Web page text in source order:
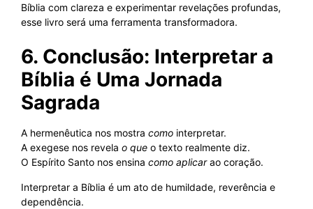
Bíblia com clareza e experimentar revelações profundas,
esse livro será uma ferramenta transformadora.
6. Conclusão: Interpretar a
Bíblia é Uma Jornada
Sagrada
A hermenêutica nos mostra como interpretar.
A exegese nos revela o que o texto realmente diz.
O Espírito Santo nos ensina como aplicarao coração.
Interpretar a Bíblia é um ato de humildade, reverência e
dependência.